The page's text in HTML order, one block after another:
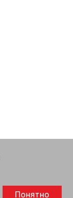
Понятно